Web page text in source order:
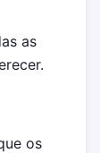
as
os